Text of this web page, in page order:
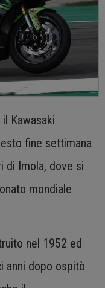
Kawasaki
fine settimana
di Imola, dove si
mondiale
nel 1952 ed
anni dopo ospitò